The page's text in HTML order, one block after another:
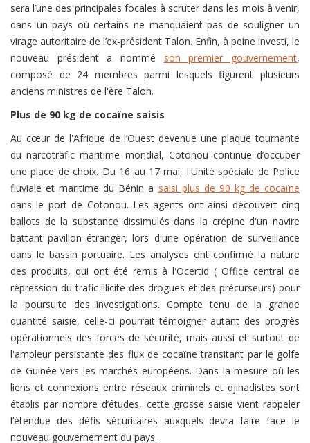
sera l’une des principales focales à scruter dans les mois à venir,
dans un pays où certains ne manquaient pas de souligner un
virage autoritaire de l’ex-président Talon. Enfin, à peine investi, le
nouveau président a nommé son premier gouvernement,
composé de 24 membres parmi lesquels figurent plusieurs
anciens ministres de l'ère Talon.
Plus de 90 kg de cocaïne saisis
Au cœur de l'Afrique de l’Ouest devenue une plaque tournante
du narcotrafic maritime mondial, Cotonou continue d’occuper
une place de choix. Du 16 au 17 mai, l'Unité spéciale de Police
fluviale et maritime du Bénin a saisi plus de 90 kg de cocaïne
dans le port de Cotonou. Les agents ont ainsi découvert cinq
ballots de la substance dissimulés dans la crépine d'un navire
battant pavillon étranger, lors d'une opération de surveillance
dans le bassin portuaire. Les analyses ont confirmé la nature
des produits, qui ont été remis à l'Ocertid ( Office central de
répression du trafic illicite des drogues et des précurseurs) pour
la poursuite des investigations. Compte tenu de la grande
quantité saisie, celle-ci pourrait témoigner autant des progrès
opérationnels des forces de sécurité, mais aussi et surtout de
l'ampleur persistante des flux de cocaïne transitant par le golfe
de Guinée vers les marchés européens. Dans la mesure où les
liens et connexions entre réseaux criminels et djihadistes sont
établis par nombre d’études, cette grosse saisie vient rappeler
l’étendue des défis sécuritaires auxquels devra faire face le
nouveau gouvernement du pays.